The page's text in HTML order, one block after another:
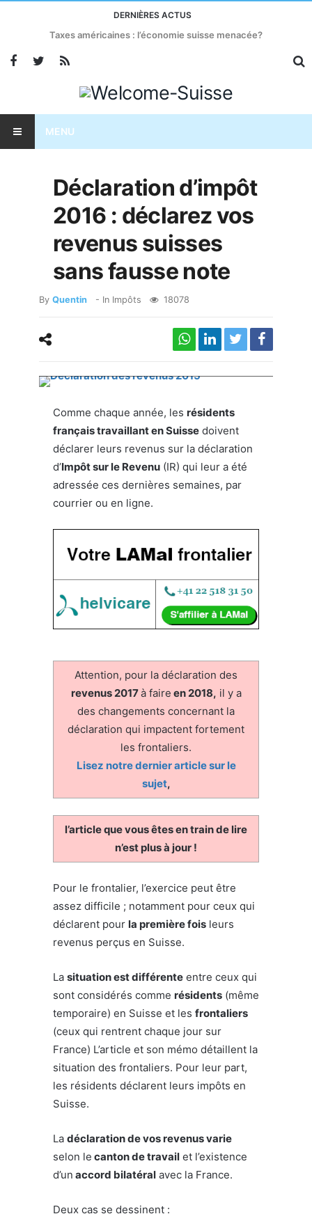
DERNIÈRES ACTUS
Taxes américaines : l’économie suisse menacée?
MENU
Déclaration d’impôt
2016 : déclarez vos
revenus suisses
sans fausse note
By Quentin - In Impôts 18078
Comme chaque année, les résidents
français travaillant en Suisse doivent
déclarer leurs revenus sur la déclaration
d’Impôt sur le Revenu (IR) qui leur a été
adressée ces dernières semaines, par
courrier ou en ligne.
Attention, pour la déclaration des
revenus 2017à faire en 2018, il y a
des changements concernant la
déclaration qui impactent fortement
les frontaliers.
Lisez notre dernier article sur le
sujet,
l’article que vous êtes en train de lire
n’est plus à jour !
Pour le frontalier, l’exercice peut être
assez difficile ; notamment pour ceux qui
déclarent pour la première fois leurs
revenus perçus en Suisse.
La situation est différente entre ceux qui
sont considérés comme résidents (même
temporaire) en Suisse et les frontaliers
(ceux qui rentrent chaque jour sur
France) L’article et son mémo détaillent la
situation des frontaliers. Pour leur part,
les résidents déclarent leurs impôts en
Suisse.
La déclaration de vos revenus varie
selon le canton de travail et l’existence
d’un accord bilatéral avec la France.
Deux cas se dessinent :